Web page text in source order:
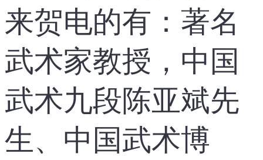
来贺电的有：著名
武术家教授，中国
武术九段陈亚斌先
生、中国武术博